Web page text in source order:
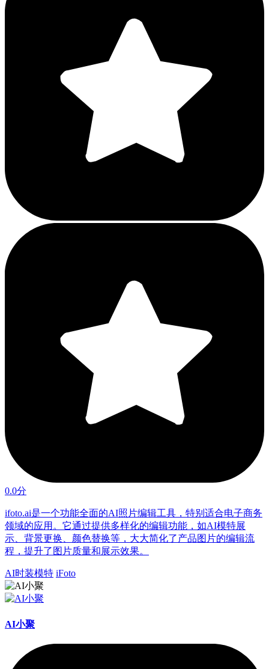
0.0分
ifoto.ai是一个功能全面的AI照片编辑工具，特别适合电子商务
领域的应用。它通过提供多样化的编辑功能，如AI模特展
示、背景更换、颜色替换等，大大简化了产品图片的编辑流
程，提升了图片质量和展示效果。
AI时装模特 iFoto
AI小聚